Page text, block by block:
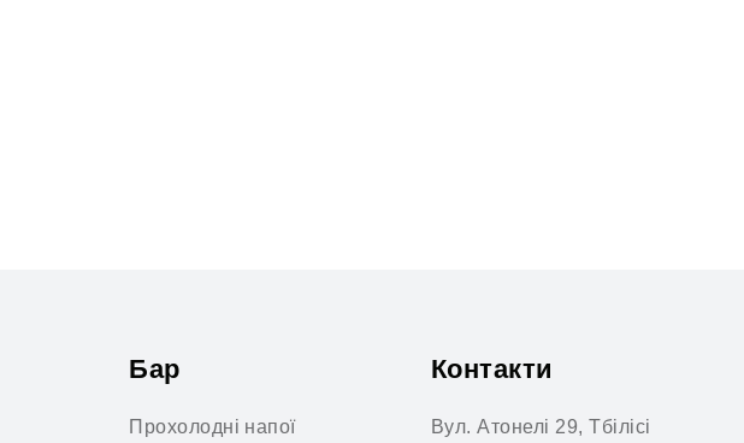
Бар
Прохолодні напої
Контакти
Вул. Атонелі 29, Тбілісі